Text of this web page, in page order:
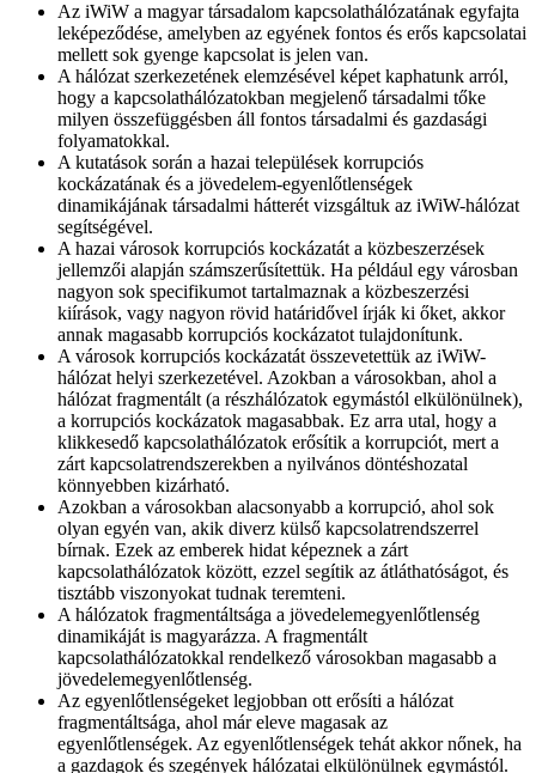
Az iWiW a magyar társadalom kapcsolathálózatának egyfajta
leképeződése, amelyben az egyének fontos és erős kapcsolatai
mellett sok gyenge kapcsolat is jelen van.
A hálózat szerkezetének elemzésével képet kaphatunk arról,
hogy a kapcsolathálózatokban megjelenő társadalmi tőke
milyen összefüggésben áll fontos társadalmi és gazdasági
folyamatokkal.
A kutatások során a hazai települések korrupciós
kockázatának és a jövedelem-egyenlőtlenségek
dinamikájának társadalmi hátterét vizsgáltuk az iWiW-hálózat
segítségével.
A hazai városok korrupciós kockázatát a közbeszerzések
jellemzői alapján számszerűsítettük. Ha például egy városban
nagyon sok specifikumot tartalmaznak a közbeszerzési
kiírások, vagy nagyon rövid határidővel írják ki őket, akkor
annak magasabb korrupciós kockázatot tulajdonítunk.
A városok korrupciós kockázatát összevetettük az iWiW-
hálózat helyi szerkezetével. Azokban a városokban, ahol a
hálózat fragmentált (a részhálózatok egymástól elkülönülnek),
a korrupciós kockázatok magasabbak. Ez arra utal, hogy a
klikkesedő kapcsolathálózatok erősítik a korrupciót, mert a
zárt kapcsolatrendszerekben a nyilvános döntéshozatal
könnyebben kizárható.
Azokban a városokban alacsonyabb a korrupció, ahol sok
olyan egyén van, akik diverz külső kapcsolatrendszerrel
bírnak. Ezek az emberek hidat képeznek a zárt
kapcsolathálózatok között, ezzel segítik az átláthatóságot, és
tisztább viszonyokat tudnak teremteni.
A hálózatok fragmentáltsága a jövedelemegyenlőtlenség
dinamikáját is magyarázza. A fragmentált
kapcsolathálózatokkal rendelkező városokban magasabb a
jövedelemegyenlőtlenség.
Az egyenlőtlenségeket legjobban ott erősíti a hálózat
fragmentáltsága, ahol már eleve magasak az
egyenlőtlenségek. Az egyenlőtlenségek tehát akkor nőnek, ha
a gazdagok és szegények hálózatai elkülönülnek egymástól.